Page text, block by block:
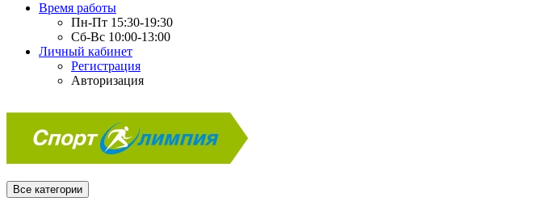
Время работы
Пн-Пт 15:30-19:30
Сб-Вс 10:00-13:00
Личный кабинет
Регистрация
Авторизация
Все категории